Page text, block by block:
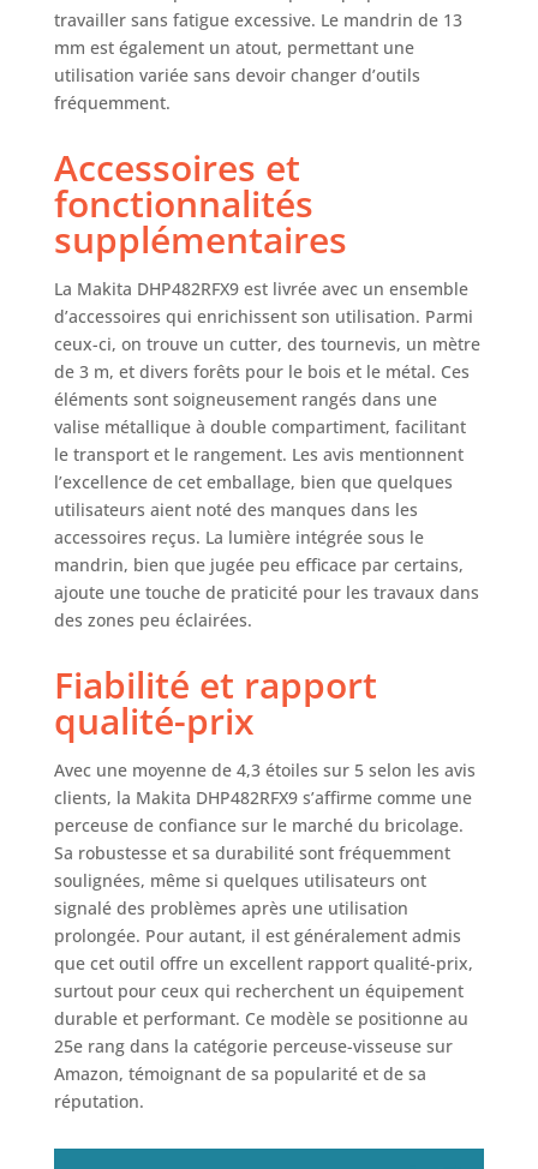
travailler sans fatigue excessive. Le mandrin de 13
mm est également un atout, permettant une
utilisation variée sans devoir changer d’outils
fréquemment.
Accessoires et
fonctionnalités
supplémentaires
La Makita DHP482RFX9 est livrée avec un ensemble
d’accessoires qui enrichissent son utilisation. Parmi
ceux-ci, on trouve un cutter, des tournevis, un mètre
de 3 m, et divers forêts pour le bois et le métal. Ces
éléments sont soigneusement rangés dans une
valise métallique à double compartiment, facilitant
le transport et le rangement. Les avis mentionnent
l’excellence de cet emballage, bien que quelques
utilisateurs aient noté des manques dans les
accessoires reçus. La lumière intégrée sous le
mandrin, bien que jugée peu efficace par certains,
ajoute une touche de praticité pour les travaux dans
des zones peu éclairées.
Fiabilité et rapport
qualité-prix
Avec une moyenne de 4,3 étoiles sur 5 selon les avis
clients, la Makita DHP482RFX9 s’affirme comme une
perceuse de confiance sur le marché du bricolage.
Sa robustesse et sa durabilité sont fréquemment
soulignées, même si quelques utilisateurs ont
signalé des problèmes après une utilisation
prolongée. Pour autant, il est généralement admis
que cet outil offre un excellent rapport qualité-prix,
surtout pour ceux qui recherchent un équipement
durable et performant. Ce modèle se positionne au
25e rang dans la catégorie perceuse-visseuse sur
Amazon, témoignant de sa popularité et de sa
réputation.